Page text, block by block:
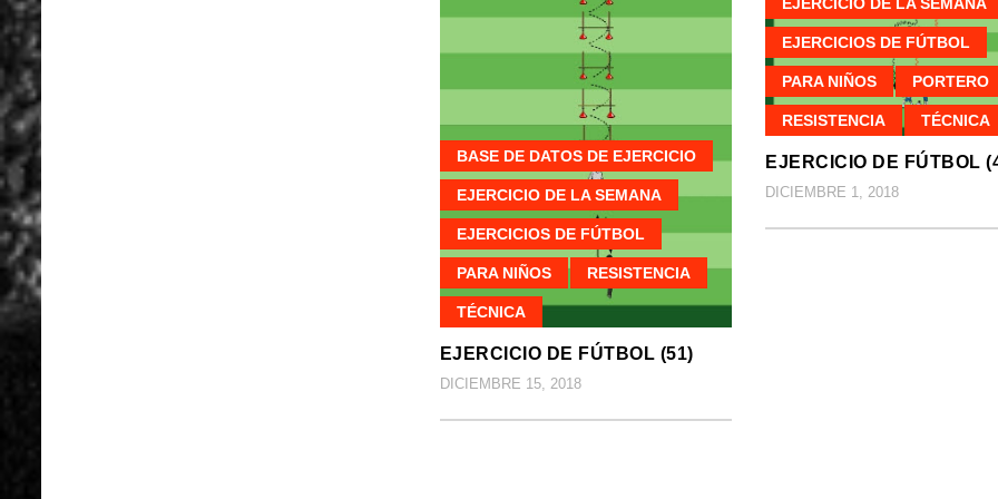
BASE DE DATOS DE EJERCICIO
EJERCICIO DE LA SEMANA
EJERCICIOS DE FÚTBOL
PARA NIÑOS RESISTENCIA
TÉCNICA
EJERCICIO DE FÚTBOL (51)
DICIEMBRE 15, 2018
EJERCICIOS DE FÚTBOL
PARA NIÑOS PORTERO
RESISTENCIA TÉCNICA
EJERCICIO DE FÚTBOL
DICIEMBRE 1, 2018